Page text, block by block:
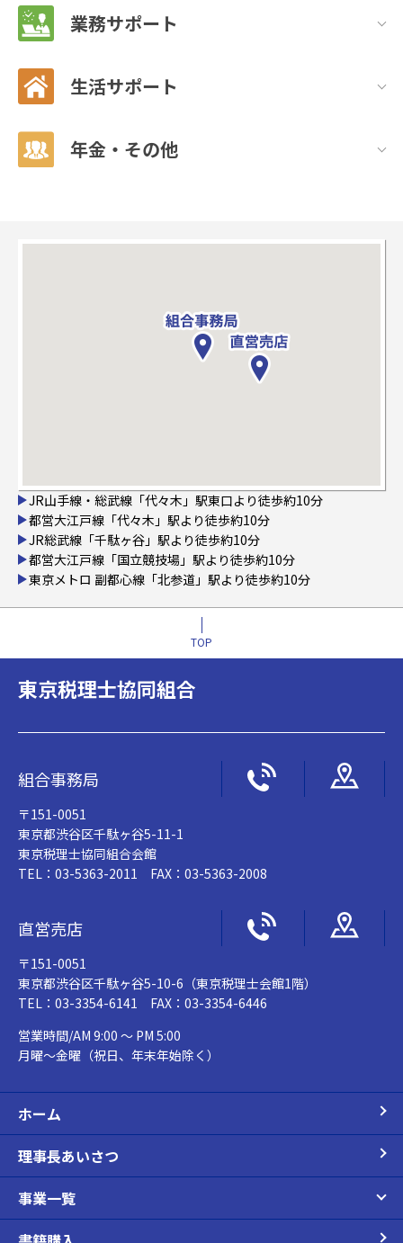
業務サポート
生活サポート
年金・その他
JR山手線・総武線「代々木」駅東口より徒歩約10分
都営大江戸線「代々木」駅より徒歩約10分
JR総武線「千駄ヶ谷」駅より徒歩約10分
都営大江戸線「国立競技場」駅より徒歩約10分
東京メトロ 副都心線「北参道」駅より徒歩約10分
TOP
東京税理士協同組合
組合事務局
〒151-0051
東京都渋谷区千駄ヶ谷5-11-1
東京税理士協同組合会館
TEL：03-5363-2011 FAX：03-5363-2008
直営売店
〒151-0051
東京都渋谷区千駄ヶ谷5-10-6（東京税理士会館1階）
TEL：03-3354-6141 FAX：03-3354-6446
営業時間/AM 9:00 ～ PM 5:00
月曜～金曜（祝日、年末年始除く）
ホーム
理事長あいさつ
事業一覧